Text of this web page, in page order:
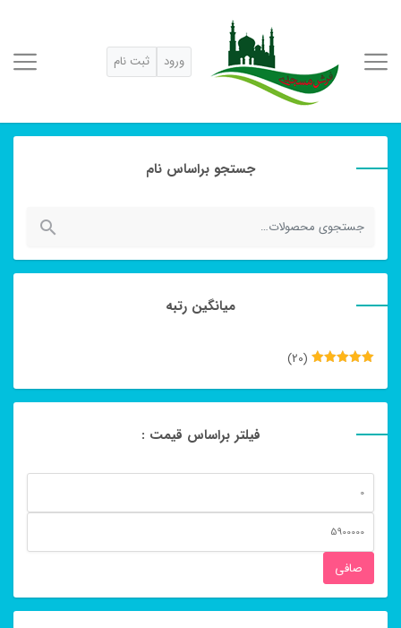
ورود ثبت نام
جستجو براساس نام
جستجو
میانگین رتبه
(20)
فیلتر براساس قیمت :
قیمت
قيمت
صافی